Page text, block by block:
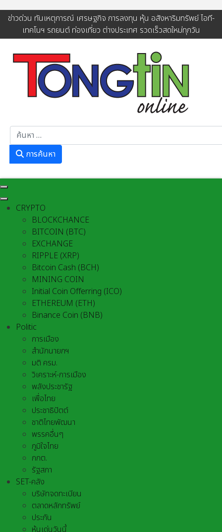
ข่าวด่วน ทันเหตุการณ์ เศรษฐกิจ การลงทุน หุ้น อสังหาริมทรัพย์ ไอที-
เทคโนฯ รถยนต์ ท่องเที่ยว ต่างประเทศ รวดเร็วสดใหม่ทุกวัน
การค้นหา
CRYPTO
BLOCKCHANCE
BITCOIN (BTC)
EXCHANGE
RIPPLE (XRP)
Bitcoin Cash (BCH)
MINING COIN
Initial Coin Offerring (ICO)
ETHEREUM (ETH)
Binance Coin (BNB)
Politic
การเมือง
สำนักนายกฯ
มติ ครม.
วิเคราะห์-การเมือง
พลังประชารัฐ
เพื่อไทย
ประชาธิปัตต์
ชาติไทยพัฒนา
พรรคอื่นๆ
ภูมิใจไทย
กกต.
รัฐสภา
SET-คลัง
บริษัทจดทะเบียน
ตลาดหลักทรัพย์
ประกัน
หุ้นเด่นวันนี้